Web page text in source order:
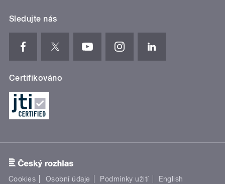
Sledujte nás
Certifikováno
Cookies Osobní údaje Podmínky užití English